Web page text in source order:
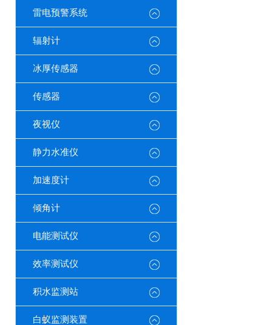
雷电预警系统
辐射计
冰厚传感器
传感器
夜视仪
静力水准仪
加速度计
倾角计
电能测试仪
效率测试仪
积水监测站
白蚁监测装置